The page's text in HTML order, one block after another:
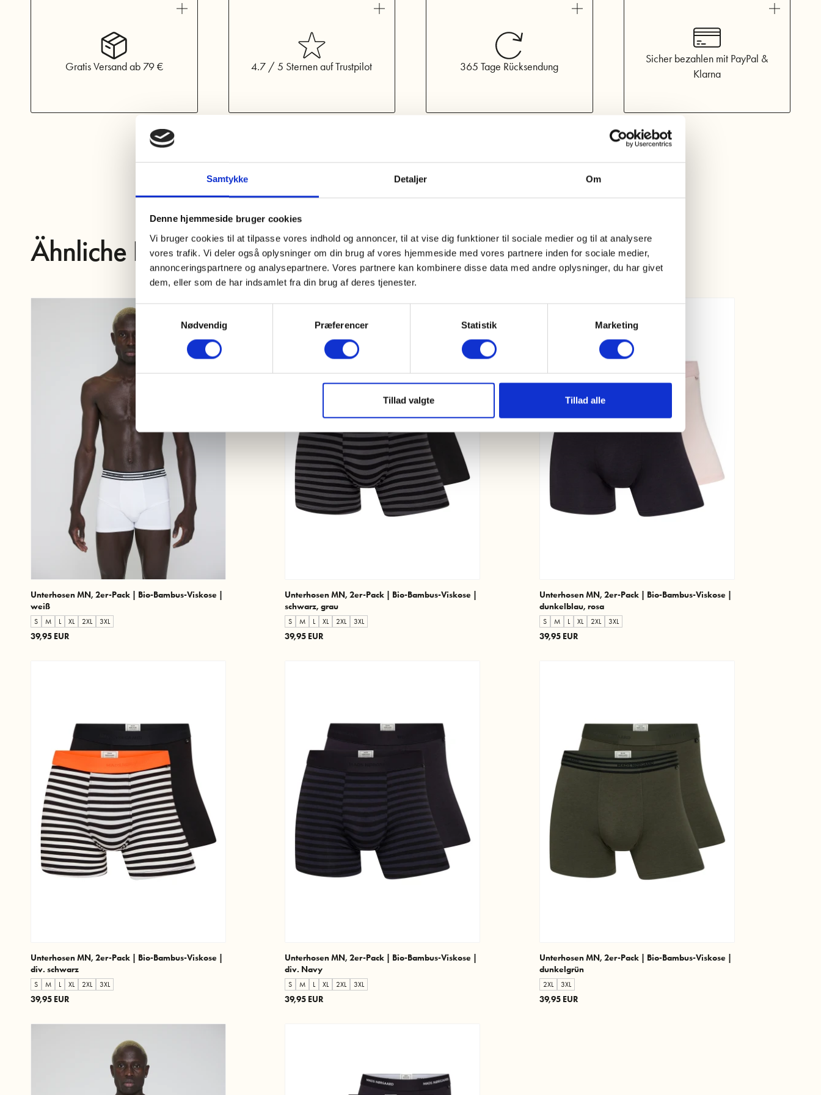
Samtykke Detaljer Om
Denne hjemmeside bruger cookies
Vi bruger cookies til at tilpasse vores indhold og annoncer, til at vise dig funktioner til sociale medier og til at analysere
vores trafik. Vi deler også oplysninger om din brug af vores hjemmeside med vores partnere inden for sociale medier,
annonceringspartnere og analysepartnere. Vores partnere kan kombinere disse data med andre oplysninger, du har givet
dem, eller som de har indsamlet fra din brug af deres tjenester.
Samtykkevalg
Nødvendig
Præferencer Statistik Marketing
Tillad valgte Tillad alle
gefertigt, überzeugen diese Tights durch nachhaltige Qualität im
erfüllt werden.
Gratis Versand ab 79 € 4.7 / 5 Sternen auf Trustpilot 365 Tage Rücksendung
Sicher bezahlen mit PayPal &
Klarna
Ähnliche Produkte
Unterhosen MN, 2er-Pack | Bio-Bambus-Viskose |
weiß
S M L XL 2XL 3XL
39,95 EUR
Unterhosen MN, 2er-Pack | Bio-Bambus-Viskose |
schwarz, grau
S M L XL 2XL 3XL
39,95 EUR
Unterhosen MN, 2er-Pack | Bio-Bambus-Viskose |
dunkelblau, rosa
S M L XL 2XL 3XL
39,95 EUR
Unterhosen MN, 2er-Pack | Bio-Bambus-Viskose |
div. schwarz
S M L XL 2XL 3XL
39,95 EUR
Unterhosen MN, 2er-Pack | Bio-Bambus-Viskose |
div. Navy
S M L XL 2XL 3XL
39,95 EUR
Unterhosen MN, 2er-Pack | Bio-Bambus-Viskose |
dunkelgrün
2XL 3XL
39,95 EUR